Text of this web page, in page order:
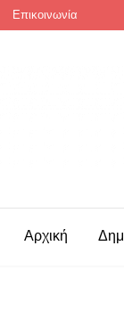
Επικοινωνία
Αρχική